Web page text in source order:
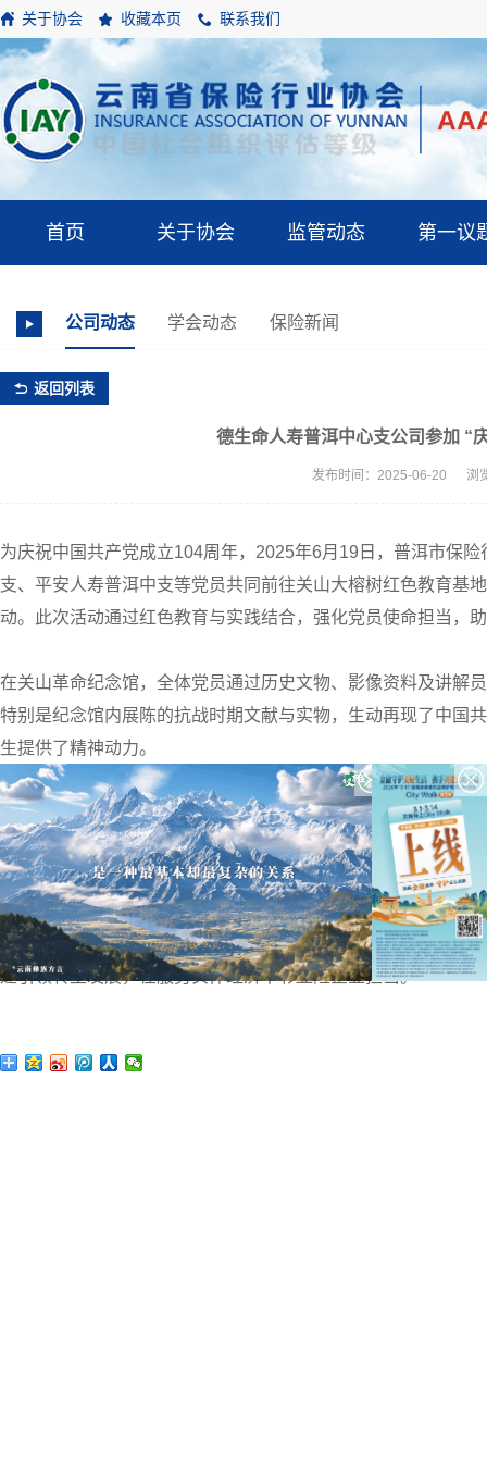
关于协会 收藏本页 联系我们
AA
首页 关于协会 监管动态 第一议
公司动态 学会动态 保险新闻
返回列表
德生命人寿普洱中心支公司参加 “
发布时间：2025-06-20 浏
为庆祝中国共产党成立104周年，2025年6月19日， 普洱市保险
支、 平安人寿普洱中支等党员共同前往关山大榕树红色教育基
动。此次活动通过红色教育与实践结合，强化党员使命担当，
在关山革命纪念馆，全体党员通过历史文物、影像资料及讲解
特别是纪念馆内展陈的抗战时期文献与实物，生动再现了中国
生提供了精神动力。
活动现场，全体党员在普洱保协党支部书记徐先华带领下，于
政治意识、责任意识和廉洁意识,激励大家以更加饱满 的干劲、
此次活动通过企协联动、资源共享，既创新了党建形式，又促
工作将革命精神转化为推动惠民产品、优化服务的具体行动，
建引领转型发展，在服务实体经济中彰显险企业担当。